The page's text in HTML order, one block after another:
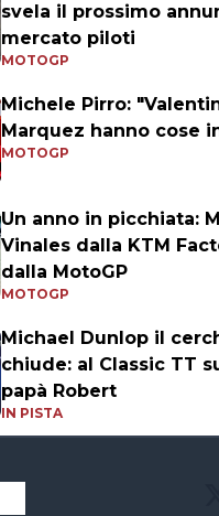
svela il prossimo
mercato piloti
MOTOGP
Michele Pirro:
Marquez hanno cose
MOTOGP
Un anno in picchiata:
Vinales dalla KTM
dalla MotoGP
MOTOGP
Michael Dunlop il
chiude: al Classic TT
papà Robert
IN PISTA